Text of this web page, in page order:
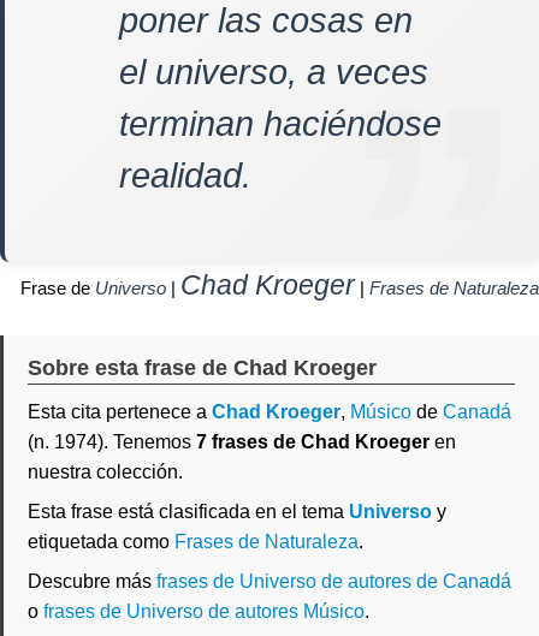
poner las cosas en
el universo, a veces
terminan haciéndose
realidad.
Frase de Universo | Chad Kroeger| Frases de Naturaleza
Sobre esta frase de Chad Kroeger
Esta cita pertenece a Chad Kroeger, Músico de Canadá
(n. 1974). Tenemos 7 frases de Chad Kroeger en
nuestra colección.
Esta frase está clasificada en el tema Universo y
etiquetada como Frases de Naturaleza.
Descubre más frases de Universo de autores de Canadá
o frases de Universo de autores Músico.